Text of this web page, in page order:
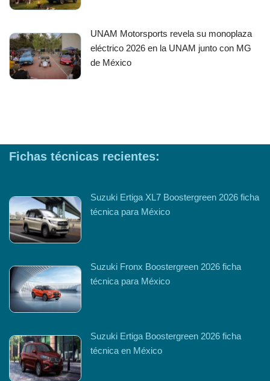
UNAM Motorsports revela su monoplaza
eléctrico 2026 en la UNAM junto con MG
de México
Fichas técnicas recientes:
Suzuki Ertiga XL7 Boostergreen 2026 ficha
técnica para México
Suzuki Fronx Boostergreen 2026 ficha
técnica para México
Suzuki Ertiga Boostergreen 2026 ficha
técnica en México